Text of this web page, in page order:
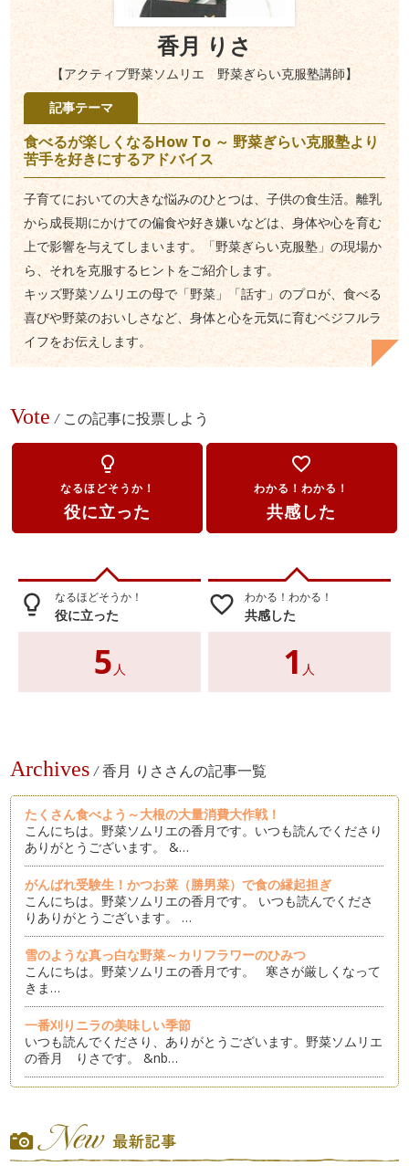
香月 りさ
【アクティブ野菜ソムリエ 野菜ぎらい克服塾講師】
記事テーマ
食べるが楽しくなるHow To ～ 野菜ぎらい克服塾より
苦手を好きにするアドバイス
子育てにおいての大きな悩みのひとつは、子供の食生活。離乳
から成長期にかけての偏食や好き嫌いなどは、身体や心を育む
上で影響を与えてしまいます。「野菜ぎらい克服塾」の現場か
ら、それを克服するヒントをご紹介します。
キッズ野菜ソムリエの母で「野菜」「話す」のプロが、食べる
喜びや野菜のおいしさなど、身体と心を元気に育むベジフルラ
イフをお伝えします。
Vote / この記事に投票しよう
lightbulb_outline
なるほどそうか！
役に立った
favorite_border
わかる！わかる！
共感した
lightbulb_outline なるほどそうか！
役に立った
5 人
favorite_border わかる！わかる！
共感した
1 人
Archives / 香月 りささんの記事一覧
たくさん食べよう～大根の大量消費大作戦！
こんにちは。野菜ソムリエの香月です。いつも読んでくださり
ありがとうございます。 &…
がんばれ受験生！かつお菜（勝男菜）で食の縁起担ぎ
こんにちは。野菜ソムリエの香月です。 いつも読んでくださ
りありがとうございます。 …
雪のような真っ白な野菜～カリフラワーのひみつ
こんにちは。野菜ソムリエの香月です。 寒さが厳しくなって
きま…
一番刈りニラの美味しい季節
いつも読んでくださり、ありがとうございます。野菜ソムリエ
の香月 りさです。 &nb…
ありがとうございます。 &…